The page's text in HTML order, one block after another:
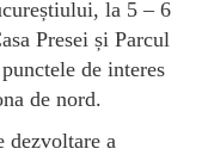
la 5 – 6
Presei și Parcul
de interes
de nord.
dezvoltare a